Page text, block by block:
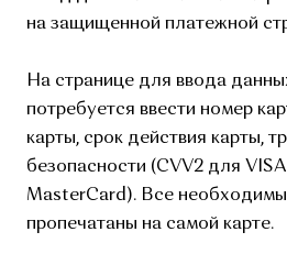
на защищенной платежной
На странице для ввода
потребуется ввести номер
карты, срок действия карты,
безопасности (CVV2 для
MasterCard). Все
пропечатаны на самой карте.